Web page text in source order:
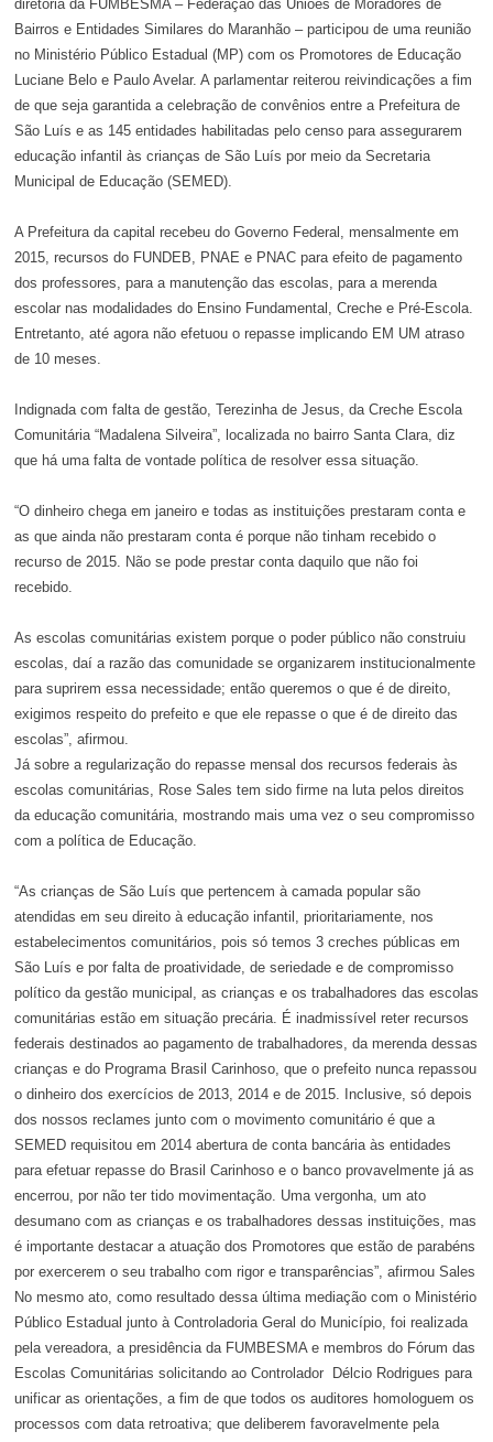
diretoria da FUMBESMA – Federação das Uniões de Moradores de
Bairros e Entidades Similares do Maranhão – participou de uma reunião
no Ministério Público Estadual (MP) com os Promotores de Educação
Luciane Belo e Paulo Avelar. A parlamentar reiterou reivindicações a fim
de que seja garantida a celebração de convênios entre a Prefeitura de
São Luís e as 145 entidades habilitadas pelo censo para assegurarem
educação infantil às crianças de São Luís por meio da Secretaria
Municipal de Educação (SEMED).
A Prefeitura da capital recebeu do Governo Federal, mensalmente em
2015, recursos do FUNDEB, PNAE e PNAC para efeito de pagamento
dos professores, para a manutenção das escolas, para a merenda
escolar nas modalidades do Ensino Fundamental, Creche e Pré-Escola.
Entretanto, até agora não efetuou o repasse implicando EM UM atraso
de 10 meses.
Indignada com falta de gestão, Terezinha de Jesus, da Creche Escola
Comunitária “Madalena Silveira”, localizada no bairro Santa Clara, diz
que há uma falta de vontade política de resolver essa situação.
“O dinheiro chega em janeiro e todas as instituições prestaram conta e
as que ainda não prestaram conta é porque não tinham recebido o
recurso de 2015. Não se pode prestar conta daquilo que não foi
recebido.
As escolas comunitárias existem porque o poder público não construiu
escolas, daí a razão das comunidade se organizarem institucionalmente
para suprirem essa necessidade; então queremos o que é de direito,
exigimos respeito do prefeito e que ele repasse o que é de direito das
escolas”, afirmou.
Já sobre a regularização do repasse mensal dos recursos federais às
escolas comunitárias, Rose Sales tem sido firme na luta pelos direitos
da educação comunitária, mostrando mais uma vez o seu compromisso
com a política de Educação.
“As crianças de São Luís que pertencem à camada popular são
atendidas em seu direito à educação infantil, prioritariamente, nos
estabelecimentos comunitários, pois só temos 3 creches públicas em
São Luís e por falta de proatividade, de seriedade e de compromisso
político da gestão municipal, as crianças e os trabalhadores das escolas
comunitárias estão em situação precária. É inadmissível reter recursos
federais destinados ao pagamento de trabalhadores, da merenda dessas
crianças e do Programa Brasil Carinhoso, que o prefeito nunca repassou
o dinheiro dos exercícios de 2013, 2014 e de 2015. Inclusive, só depois
dos nossos reclames junto com o movimento comunitário é que a
SEMED requisitou em 2014 abertura de conta bancária às entidades
para efetuar repasse do Brasil Carinhoso e o banco provavelmente já as
encerrou, por não ter tido movimentação. Uma vergonha, um ato
desumano com as crianças e os trabalhadores dessas instituições, mas
é importante destacar a atuação dos Promotores que estão de parabéns
por exercerem o seu trabalho com rigor e transparências”, afirmou Sales
No mesmo ato, como resultado dessa última mediação com o Ministério
Público Estadual junto à Controladoria Geral do Município, foi realizada
pela vereadora, a presidência da FUMBESMA e membros do Fórum das
Escolas Comunitárias solicitando ao Controlador Délcio Rodrigues para
unificar as orientações, a fim de que todos os auditores homologuem os
processos com data retroativa; que deliberem favoravelmente pela